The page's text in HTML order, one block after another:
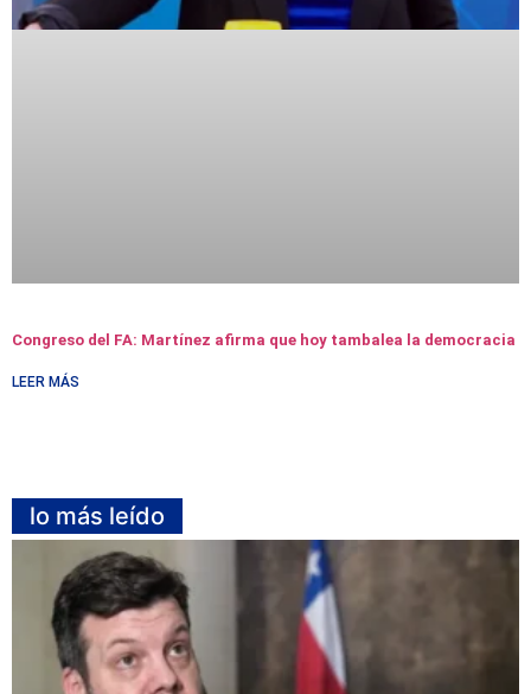
Congreso del FA: Martínez afirma que hoy tambalea la democracia
LEER MÁS
lo más leído